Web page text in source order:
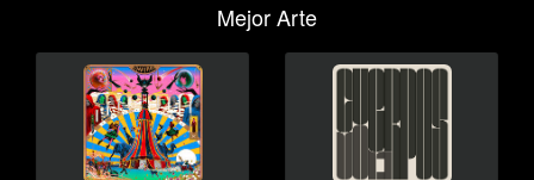
Mejor Arte